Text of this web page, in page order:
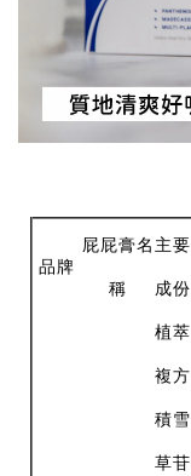
品牌
屁屁膏名
稱
主要
成份
植萃
複方
積雪
草苷